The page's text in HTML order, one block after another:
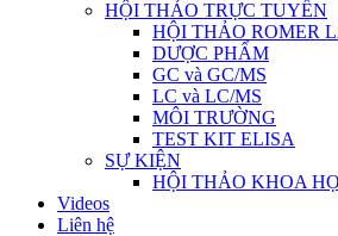
HỘI THẢO TRỰC TUYẾN
HỘI THẢO ROMER
DƯỢC PHẨM
GC và GC/MS
LC và LC/MS
MÔI TRƯỜNG
TEST KIT ELISA
SỰ KIỆN
HỘI THẢO KHOA
Videos
Liên hệ